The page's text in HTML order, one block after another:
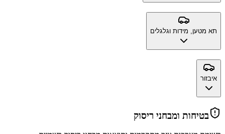
תא מטען, מידות וגלגלים
איבזור
בטיחות ומבחני ריסוק